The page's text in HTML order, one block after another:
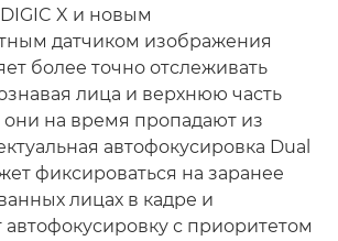
X и новым
датчиком изображения
более точно отслеживать
лица и верхнюю часть
они на время пропадают из
автофокусировка Dual
фиксироваться на заранее
лицах в кадре и
с приоритетом